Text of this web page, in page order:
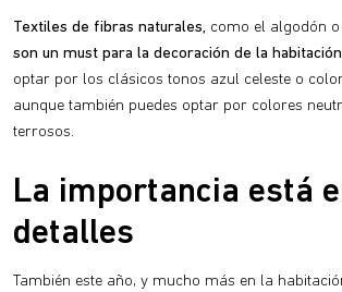
Textiles de fibras naturales, como el algodón o
son un must para la decoración de la
optar por los clásicos tonos azul celeste o
aunque también puedes optar por colores
terrosos.
La importancia está
detalles
También este año, y mucho más en la